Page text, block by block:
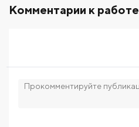
Комментарии к работе